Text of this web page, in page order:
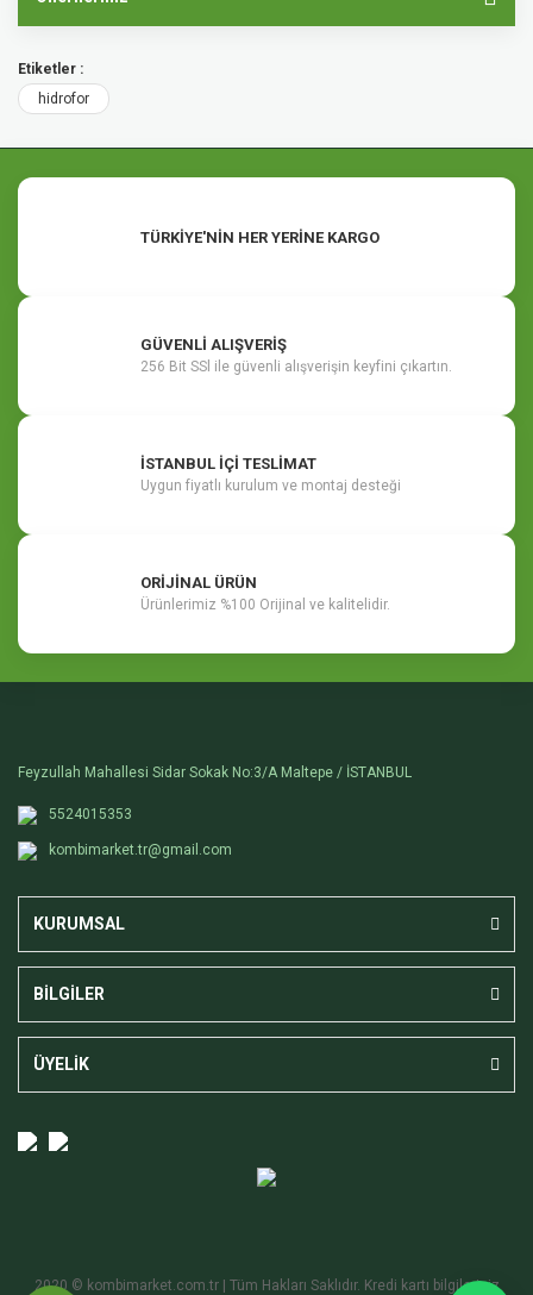
Etiketler :
hidrofor
TÜRKİYE'NİN HER YERİNE KARGO
GÜVENLİ ALIŞVERİŞ
256 Bit SSl ile güvenli alışverişin keyfini çıkartın.
İSTANBUL İÇİ TESLİMAT
Uygun fiyatlı kurulum ve montaj desteği
ORİJİNAL ÜRÜN
Ürünlerimiz %100 Orijinal ve kalitelidir.
Feyzullah Mahallesi Sidar Sokak No:3/A Maltepe / İSTANBUL
5524015353
kombimarket.tr@gmail.com
KURUMSAL
BİLGİLER
ÜYELİK
2020 © kombimarket.com.tr | Tüm Hakları Saklıdır. Kredi kartı bilgileriniz